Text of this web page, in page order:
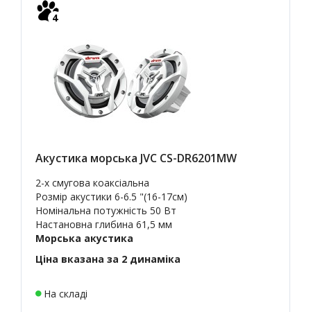
4
Акустика морська JVC CS-DR6201MW
2-х смугова коаксіальна
Розмір акустики 6-6.5 "(16-17см)
Номінальна потужність 50 Вт
Настановна глибина 61,5 мм
Морська акустика
Ціна вказана за 2 динаміка
На складі